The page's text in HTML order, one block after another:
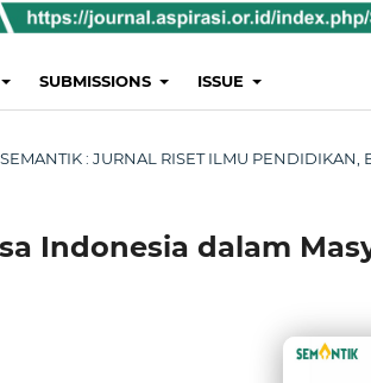
SUBMISSIONS ISSUE
: JURNAL RISET ILMU PENDIDIKAN,
Indonesia dalam